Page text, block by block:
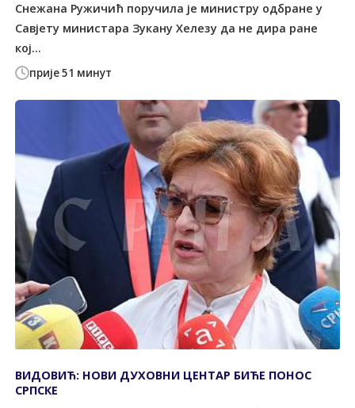
прије 51 минут
Снежана Ружичић поручила је министру одбране у
Савјету министара Зукану Хелезу да не дира ране
кој...
ВИДОВИЋ: НОВИ ДУХОВНИ ЦЕНТАР БИЋЕ ПОНОС
СРПСКЕ